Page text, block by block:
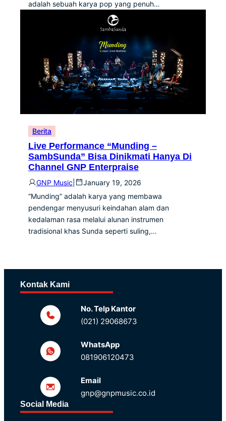
adalah sebuah karya pop yang penuh…
Berita
Live Performance “Munding –
SambSunda” Bisa Dinikmati Hanya Di
Channel GNP Enterpraise
GNP Music
January 19, 2026
“Munding” adalah karya yang membawa
pendengar menyusuri keindahan alam dan
kedalaman rasa melalui alunan instrumen
tradisional khas Sunda seperti suling,…
Kontak Kami
No. Telp Kantor
(021) 29068673
WhatsApp
081906120473
Email
gnp@gnpmusic.co.id
Social Media